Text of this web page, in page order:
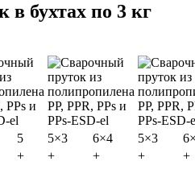
бухтах по 3 кг
5 5×3 6×4 5×3
+ + + +
+